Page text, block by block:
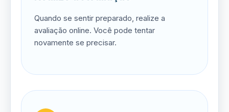
Quando se sentir preparado, realize a
avaliação online. Você pode tentar
novamente se precisar.